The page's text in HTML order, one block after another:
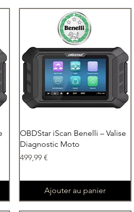
Aperçu rapide
OBDStar iScan Benelli – Valise
Diagnostic Moto
Prix
499,99 €
Ajouter au panier